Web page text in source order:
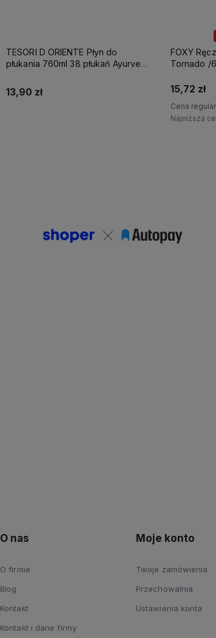
TESORI D ORIENTE Płyn do
płukania 760ml 38 płukań Ayurveda
13,90 zł
FOXY Ręcznik papierowy A1 3w
Tornado /
15,72 zł
Cena
Najniższa
O nas
O firmie
Blog
Kontakt
Kontakt i dane firmy
Moje konto
Twoje zamówienia
Przechowalnia
Ustawienia konta